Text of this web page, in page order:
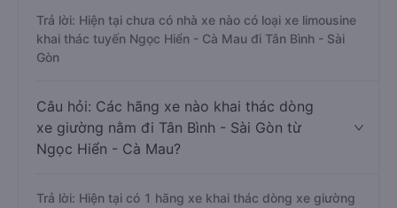
Trả lời: Hiện tại chưa có nhà xe nào có loại xe limousine
khai thác tuyến Ngọc Hiển - Cà Mau đi Tân Bình - Sài
Gòn
Câu hỏi: Các hãng xe nào khai thác dòng
xe giường nằm đi Tân Bình - Sài Gòn từ
Ngọc Hiển - Cà Mau?
Trả lời: Hiện tại có 1 hãng xe khai thác dòng xe giường